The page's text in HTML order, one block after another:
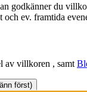
godkänner du
ev. framtida
av villkoren , samt
först)